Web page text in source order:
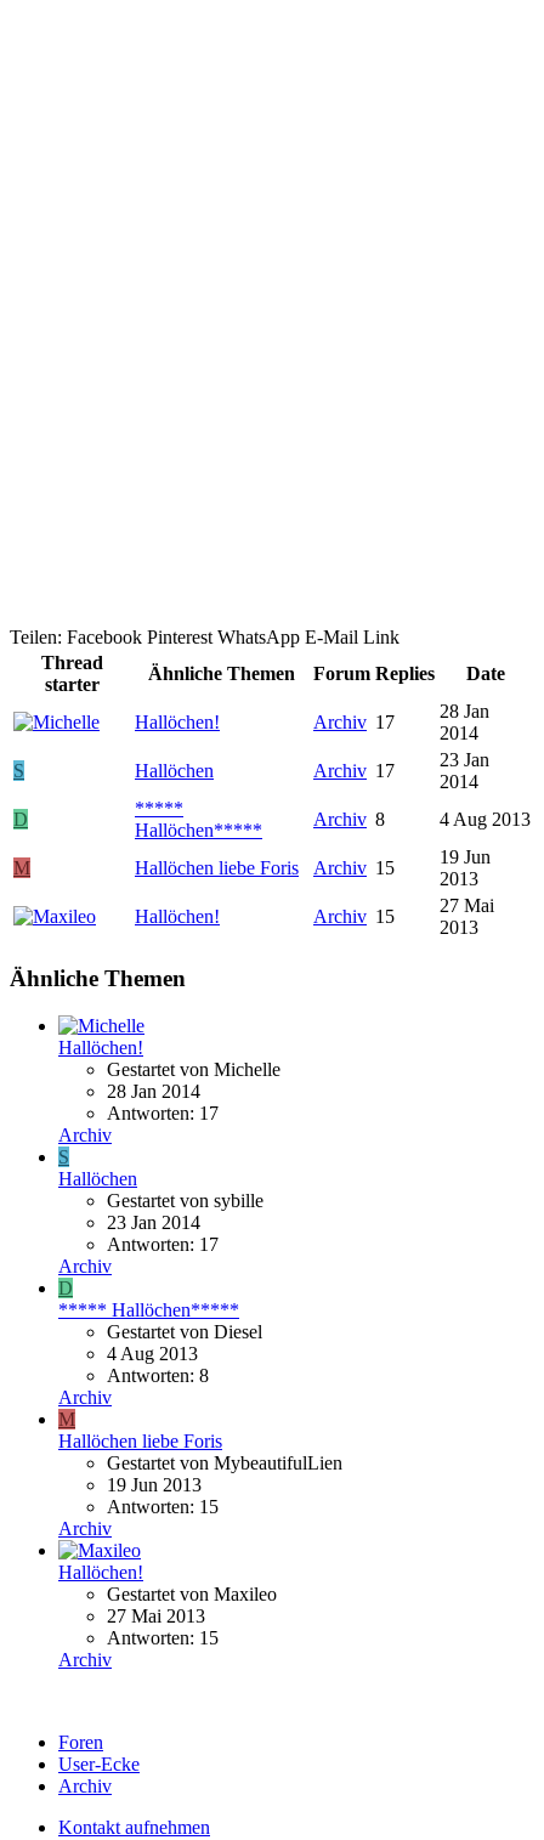
Teilen: Facebook Pinterest WhatsApp E-Mail Link
Thread
starter
Ähnliche Themen Forum Replies Date
Hallöchen! Archiv 17
28 Jan
2014
S
Hallöchen Archiv 17
23 Jan
2014
D
*****
Hallöchen*****
Archiv 8 4 Aug 2013
M Hallöchen liebe Foris Archiv 15
19 Jun
2013
Hallöchen!
Archiv 15
27 Mai
2013
Ähnliche Themen
Hallöchen!
Gestartet von Michelle
28 Jan 2014
Antworten: 17
Archiv
S
Hallöchen
Gestartet von sybille
23 Jan 2014
Antworten: 17
Archiv
D
***** Hallöchen*****
Gestartet von Diesel
4 Aug 2013
Antworten: 8
Archiv
M
Hallöchen liebe Foris
Gestartet von MybeautifulLien
19 Jun 2013
Antworten: 15
Archiv
Hallöchen!
Gestartet von Maxileo
27 Mai 2013
Antworten: 15
Archiv
Foren
User-Ecke
Archiv
Kontakt aufnehmen